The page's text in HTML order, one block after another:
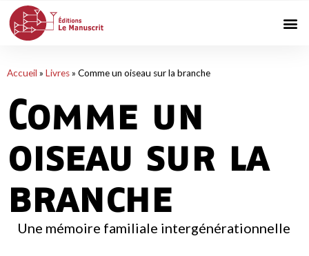
Accueil » Livres» Comme un oiseau sur la branche
Comme un
oiseau sur la
branche
Une mémoire familiale intergénérationnelle